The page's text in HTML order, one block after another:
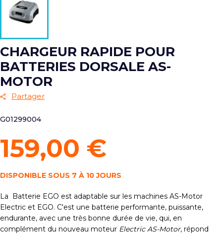
CHARGEUR RAPIDE POUR
BATTERIES DORSALE AS-
MOTOR
Partager
G01299004
159,00 €
DISPONIBLE SOUS 7 À 10 JOURS
La Batterie EGO est adaptable sur les machines AS-Motor
Electric et EGO. C'est une batterie performante, puissante,
endurante, avec une très bonne durée de vie, qui, en
complément du nouveau moteur Electric AS-Motor, répond